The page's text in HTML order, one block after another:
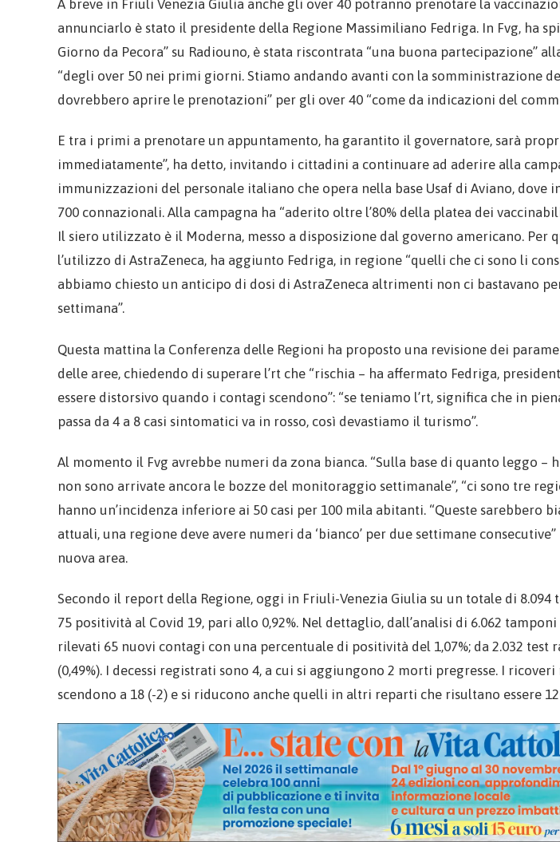
A breve in Friuli Venezia Giulia anche gli over 40 potranno prenotare la
annunciarlo è stato il presidente della Regione Massimiliano Fedriga. In Fvg, ha
Giorno da Pecora” su Radiouno, è stata riscontrata “una buona partecipazione”
“degli over 50 nei primi giorni. Stiamo andando avanti con la somministrazione
dovrebbero aprire le prenotazioni” per gli over 40 “come da indicazioni del
E tra i primi a prenotare un appuntamento, ha garantito il governatore, sarà
immediatamente”, ha detto, invitando i cittadini a continuare ad aderire alla
immunizzazioni del personale italiano che opera nella base Usaf di Aviano, dove
700 connazionali. Alla campagna ha “aderito oltre l’80% della platea dei
Il siero utilizzato è il Moderna, messo a disposizione dal governo americano. Per
l’utilizzo di AstraZeneca, ha aggiunto Fedriga, in regione “quelli che ci sono li
abbiamo chiesto un anticipo di dosi di AstraZeneca altrimenti non ci bastavano
settimana”.
Questa mattina la Conferenza delle Regioni ha proposto una revisione dei
delle aree, chiedendo di superare l’rt che “rischia – ha affermato Fedriga,
essere distorsivo quando i contagi scendono”: “se teniamo l’rt, significa che in
passa da 4 a 8 casi sintomatici va in rosso, così devastiamo il turismo”.
Al momento il Fvg avrebbe numeri da zona bianca. “Sulla base di quanto leggo –
non sono arrivate ancora le bozze del monitoraggio settimanale”, “ci sono tre
hanno un’incidenza inferiore ai 50 casi per 100 mila abitanti. “Queste sarebbero
attuali, una regione deve avere numeri da ‘bianco’ per due settimane
nuova area.
Secondo il report della Regione, oggi in Friuli-Venezia Giulia su un totale di 8.094
75 positività al Covid 19, pari allo 0,92%. Nel dettaglio, dall’analisi di 6.062
rilevati 65 nuovi contagi con una percentuale di positività del 1,07%; da 2.032 test
(0,49%). I decessi registrati sono 4, a cui si aggiungono 2 morti pregresse. I
scendono a 18 (-2) e si riducono anche quelli in altri reparti che risultano essere